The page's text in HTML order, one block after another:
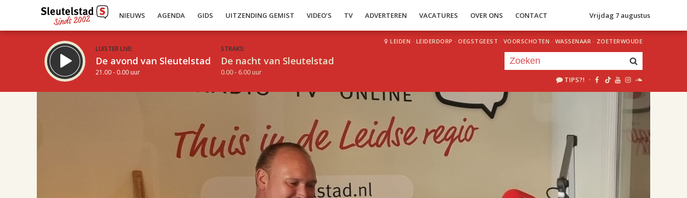
NIEUWS AGENDA GIDS UITZENDING GEMIST VIDEO’S TV ADVERTEREN VACATURES OVER ONS CONTACT Vrijdag 7 augustus
LUISTER LIVE:
De avond van Sleutelstad
21.00 - 0.00 uur
STRAKS:
De nacht van Sleutelstad
0.00 - 6.00 uur
LEIDEN · LEIDERDORP · OEGSTGEEST · VOORSCHOTEN · WASSENAAR · ZOETERWOUDE
TIPS?! ·
uur 1 van 2
Volgend uur